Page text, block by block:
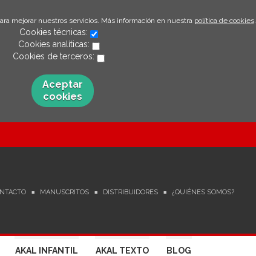
mejorar nuestros servicios. Más información en nuestra política de cookies.
Cookies técnicas:
Cookies analíticas:
Cookies de terceros:
Aceptar
cookies
MANUSCRITOS DISTRIBUIDORES ¿QUIÉNES SOMOS?
AKAL INFANTIL AKAL TEXTO BLOG